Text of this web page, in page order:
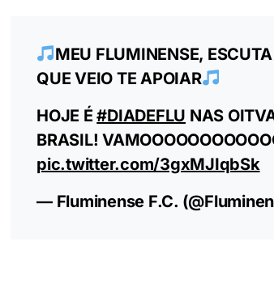
MEU FLUMINENSE,
QUE VEIO TE APOIAR
HOJE É#DIADEFLU NAS
BRASIL!
pic.twitter.com/3gxMJIqbSk
— Fluminense F.C.